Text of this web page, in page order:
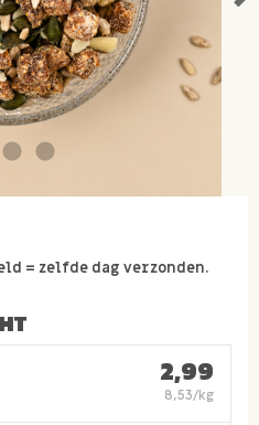
= zelfde dag verzonden.
2,99
8,53/kg